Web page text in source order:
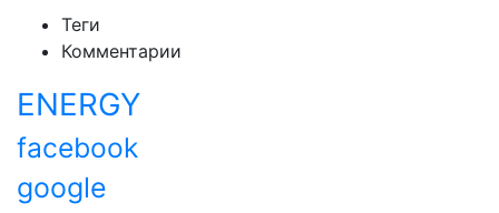
Теги
Комментарии
ENERGY
facebook
google